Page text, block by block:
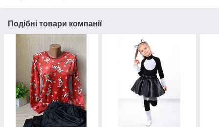
Подібні товари компанії